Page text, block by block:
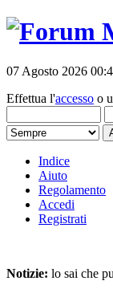
07 Agosto 2026
Effettua l'accesso o
Indice
Aiuto
Regolamento
Accedi
Registrati
Notizie: lo sai che